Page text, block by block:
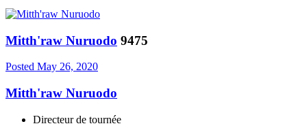
Mitth'raw Nuruodo 9475
Posted May 26, 2020
Mitth'raw Nuruodo
Directeur de tournée